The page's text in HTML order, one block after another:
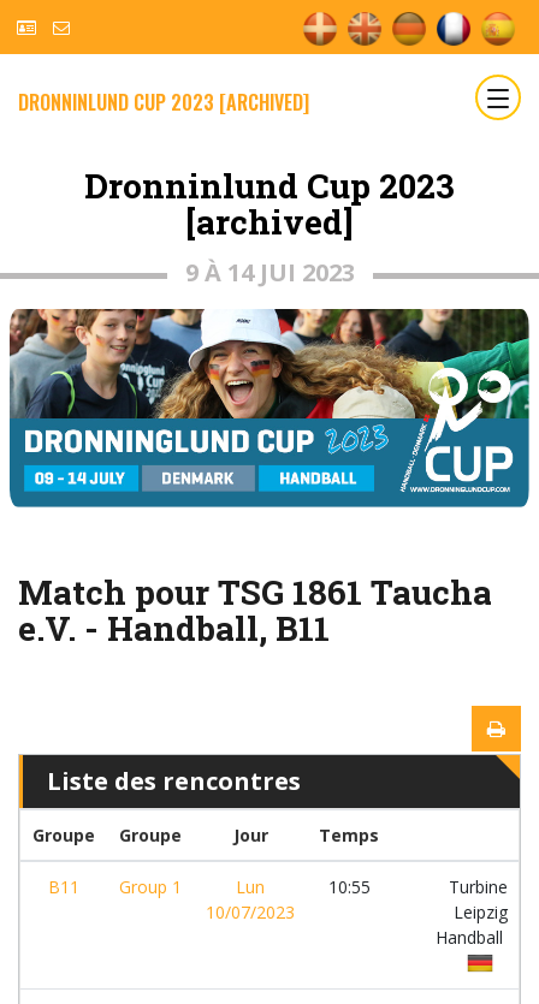
DRONNINLUND CUP 2023 [ARCHIVED]
Dronninlund Cup 2023
[archived]
9 À 14 JUI 2023
Match pour TSG 1861 Taucha
e.V. - Handball, B11
Liste des rencontres
Groupe Groupe Jour Temps
B11 Group 1
Lun
10/07/2023
10:55
Turbine
Leipzig
Handball